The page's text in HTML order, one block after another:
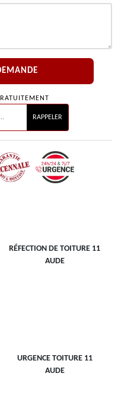
RÉFECTION DE TOITURE 11
AUDE
URGENCE TOITURE 11
AUDE